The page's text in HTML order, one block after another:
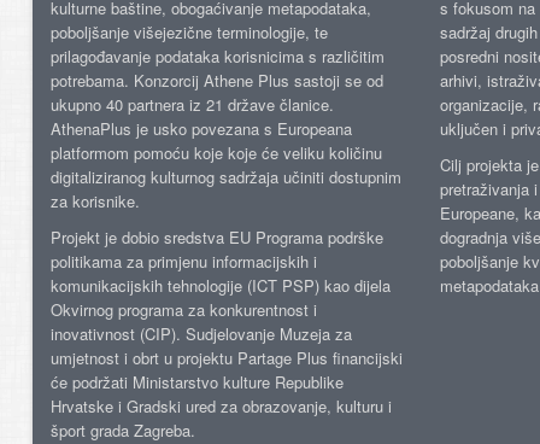
kulturne baštine, obogaćivanje metapodataka,
poboljšanje višejezične terminologije, te
prilagođavanje podataka korisnicima s različitim
potrebama. Konzorcij Athene Plus sastoji se od
ukupno 40 partnera iz 21 države članice.
AthenaPlus je usko povezana s Europeana
platformom pomoću koje koje će veliku količinu
digitaliziranog kulturnog sadržaja učiniti dostupnim
za korisnike.
Projekt je dobio sredstva EU Programa podrške
politikama za primjenu informacijskih i
komunikacijskih tehnologije (ICT PSP) kao dijela
Okvirnog programa za konkurentnost i
inovativnost (CIP). Sudjelovanje Muzeja za
umjetnost i obrt u projektu Partage Plus financijski
će podržati Ministarstvo kulture Republike
Hrvatske i Gradski ured za obrazovanje, kulturu i
šport grada Zagreba.
s fokusom
sadržaj
posredni
arhivi,
organizacije,
uključen i
Cilj projekta
pretraživanja
Europeane,
dogradnja
poboljšanje